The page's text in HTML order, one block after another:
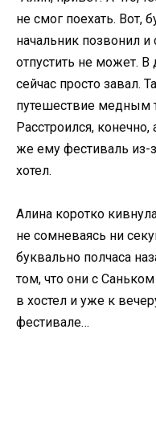
не смог поехать. Вот,
начальник позвонил и
отпустить не может. В
сейчас просто завал.
путешествие медным
Расстроился, конечно,
же ему фестиваль из-
хотел.
Алина коротко
не сомневаясь ни
буквально полчаса
том, что они с
в хостел и уже к
фестивале…